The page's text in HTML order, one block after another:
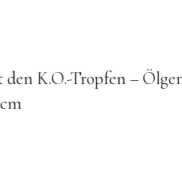
den K.O.-Tropfen –